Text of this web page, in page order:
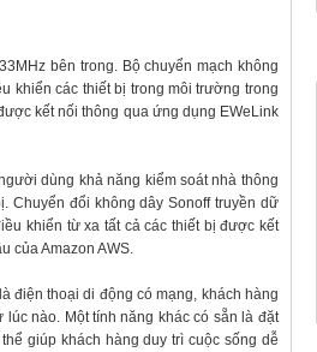
bên trong. Bộ chuyển mạch không
khiển các thiết bị trong môi trường trong
kết nối thông qua ứng dụng EWeLink
dùng khả năng kiểm soát nhà thông
Chuyển đổi không dây Sonoff truyền dữ
khiển từ xa tất cả các thiết bị được kết
của Amazon AWS.
điện thoại di động có mạng, khách hàng
nào. Một tính năng khác có sẵn là đặt
giúp khách hàng duy trì cuộc sống dễ